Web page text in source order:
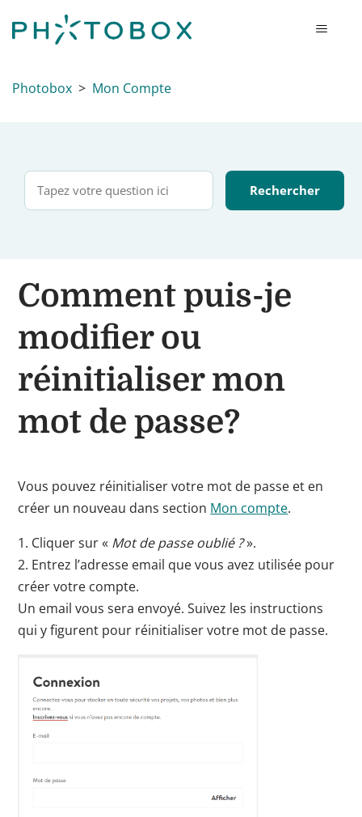
Photobox Mon Compte
Comment puis-je
modifier ou
réinitialiser mon
mot de passe?
Vous pouvez réinitialiser votre mot de passe et en
créer un nouveau dans section Mon compte.
1. Cliquer sur « Mot de passe oublié ?».
2. Entrez l’adresse email que vous avez utilisée pour
créer votre compte.
Un email vous sera envoyé. Suivez les instructions
qui y figurent pour réinitialiser votre mot de passe.